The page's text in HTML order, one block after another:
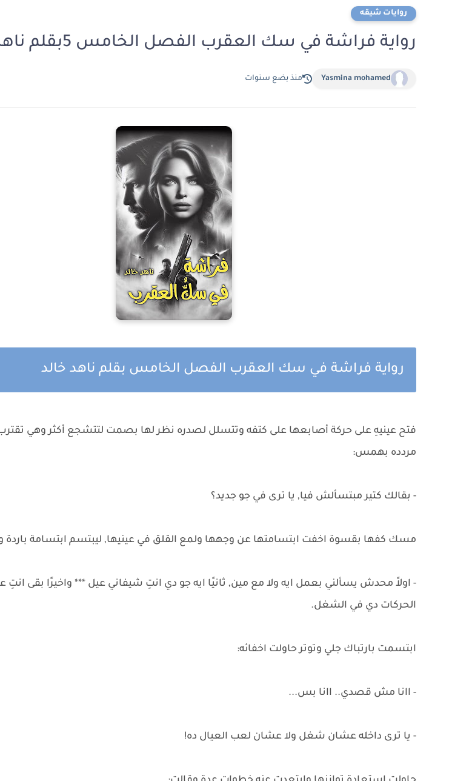
روايات شيقه
رواية فراشة في سك العقرب الفصل الخامس 5بقلم ناهد خالد
Yasmina mohamed منذ بضع سنوات
رواية فراشة في سك العقرب الفصل الخامس بقلم ناهد خالد
فتح عينيهِ على حركة أصابعها على كتفه وتتسلل لصدره نظر لها بصمت لتتشجع أكثر وهي
مردده بهمس:
- بقالك كتير مبتسألش فيا, يا ترى في جو جديد؟
مسك كفها بقسوة اخفت ابتسامتها عن وجهها ولمع القلق في عينيها, ليبتسم ابتسامة باردة
- اولاً محدش يسألني بعمل ايه ولا مع مين, ثانيًا ايه جو دي انتِ شيفاني عيل *** واخيرًا بقى انتِ
الحركات دي في الشغل.
ابتسمت بارتباك جلي وتوتر حاولت اخفائه:
- اانا مش قصدي.. اانا بس...
- يا ترى داخله عشان شغل ولا عشان لعب العيال ده!